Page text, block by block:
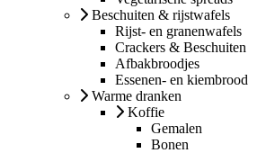
Beschuiten & rijstwafels
Rijst- en granenwafels
Crackers & Beschuiten
Afbakbroodjes
Essenen- en kiembrood
Warme dranken
Koffie
Gemalen
Bonen